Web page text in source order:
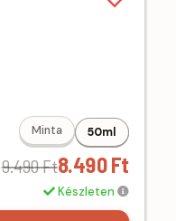
Minta 50ml
9.490 Ft8.490 Ft
Készleten